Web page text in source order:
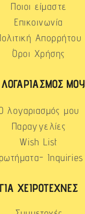
Ποιοι είμαστε
Επικοινωνία
Απορρήτου
Όροι Χρήσης
ΜΟΥ
λογαριασμός μου
Παραγγελίες
Wish List
Inquiries
ΓΙΑ ΧΕΙΡΟΤΈΧΝΕΣ